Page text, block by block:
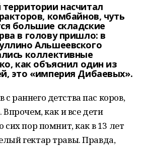
насчитал
комбайнов, чуть
большие складские
в голову пришло: в
Альшеевского
коллективные
как объяснил один из
это «империя Дибаевых».
раннего детства пас коров,
Впрочем, как и все дети
сих пор помнит, как в 13 лет
гектар травы. Правда,